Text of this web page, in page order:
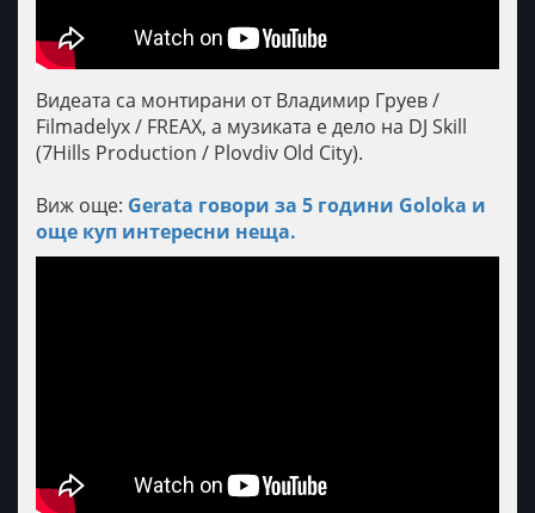
Видеата са монтирани от Владимир Груев /
Filmadelyx / FREAX, а музиката е дело на DJ Skill
(7Hills Production / Plovdiv Old City).
Виж още: Gerata говори за 5 години Goloka и
още куп интересни нещa.